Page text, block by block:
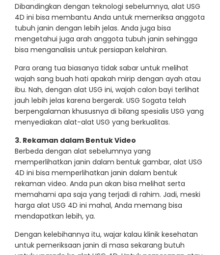
Dibandingkan dengan teknologi sebelumnya, alat USG
4D ini bisa membantu Anda untuk memeriksa anggota
tubuh janin dengan lebih jelas. Anda juga bisa
mengetahui juga arah anggota tubuh janin sehingga
bisa menganalisis untuk persiapan kelahiran.
Para orang tua biasanya tidak sabar untuk melihat
wajah sang buah hati apakah mirip dengan ayah atau
ibu. Nah, dengan alat USG ini, wajah calon bayi terlihat
jauh lebih jelas karena bergerak. USG Sogata telah
berpengalaman khususnya di bilang spesialis USG yang
menyediakan alat-alat USG yang berkualitas.
3. Rekaman dalam Bentuk Video
Berbeda dengan alat sebelumnya yang
memperlihatkan janin dalam bentuk gambar, alat USG
4D ini bisa memperlihatkan janin dalam bentuk
rekaman video. Anda pun akan bisa melihat serta
memahami apa saja yang terjadi di rahim. Jadi, meski
harga alat USG 4D ini mahal, Anda memang bisa
mendapatkan lebih, ya.
Dengan kelebihannya itu, wajar kalau klinik kesehatan
untuk pemeriksaan janin di masa sekarang butuh